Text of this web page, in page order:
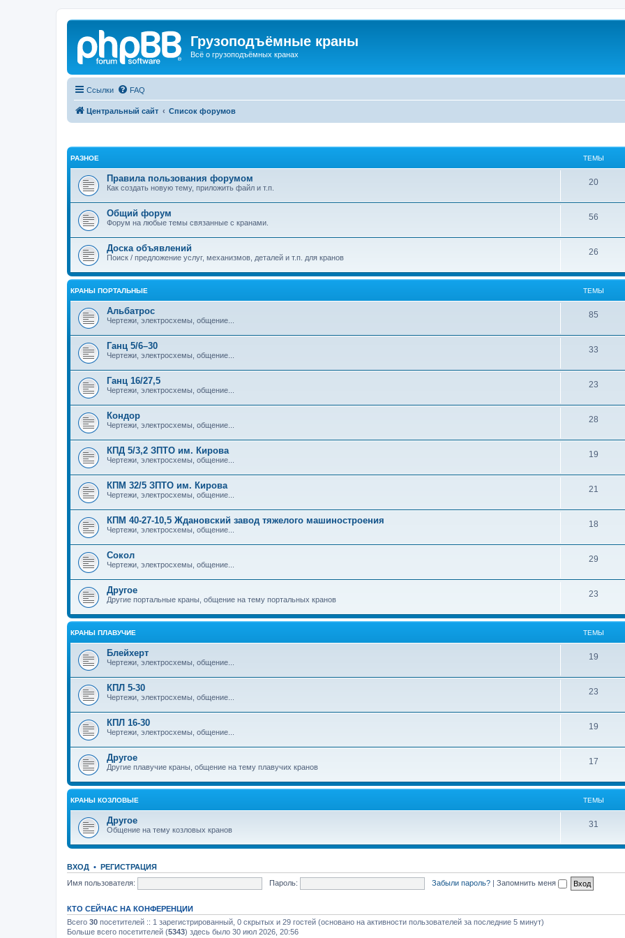
Грузоподъёмные краны
Всё о грузоподъёмных кранах
Ссылки FAQ
Центральный сайт Список форумов
РАЗНОЕ ТЕМЫ
Правила пользования форумом
Как создать новую тему, приложить файл и т.п.
20
Общий форум
Форум на любые темы связанные с кранами.
56
Доска объявлений
Поиск / предложение услуг, механизмов, деталей и т.п. для кранов
26
КРАНЫ ПОРТАЛЬНЫЕ ТЕМЫ
Альбатрос
Чертежи, электросхемы, общение...
85
Ганц 5/6–30
Чертежи, электросхемы, общение...
33
Ганц 16/27,5
Чертежи, электросхемы, общение...
23
Кондор
Чертежи, электросхемы, общение...
28
КПД 5/3,2 ЗПТО им. Кирова
Чертежи, электросхемы, общение...
19
КПМ 32/5 ЗПТО им. Кирова
Чертежи, электросхемы, общение...
21
КПМ 40-27-10,5 Ждановский завод тяжелого машиностроения
Чертежи, электросхемы, общение...
18
Сокол
Чертежи, электросхемы, общение...
29
Другое
Другие портальные краны, общение на тему портальных кранов
23
КРАНЫ ПЛАВУЧИЕ ТЕМЫ
Блейхерт
Чертежи, электросхемы, общение...
19
КПЛ 5-30
Чертежи, электросхемы, общение...
23
КПЛ 16-30
Чертежи, электросхемы, общение...
19
Другое
Другие плавучие краны, общение на тему плавучих кранов
17
КРАНЫ КОЗЛОВЫЕ ТЕМЫ
Другое
Общение на тему козловых кранов
31
ВХОД • РЕГИСТРАЦИЯ
Имя пользователя:
Пароль: Забыли пароль? | Запомнить меня
КТО СЕЙЧАС НА КОНФЕРЕНЦИИ
Всего 30 посетителей :: 1 зарегистрированный, 0 скрытых и 29 гостей (основано на активности пользователей за последние 5 минут)
Больше всего посетителей (5343) здесь было 30 июл 2026, 20:56